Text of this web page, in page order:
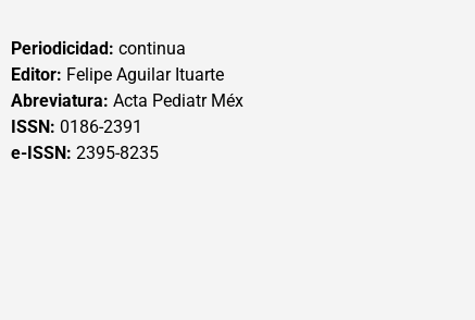
Periodicidad: continua
Editor: Felipe Aguilar Ituarte
Abreviatura: Acta Pediatr Méx
ISSN: 0186-2391
e-ISSN: 2395-8235